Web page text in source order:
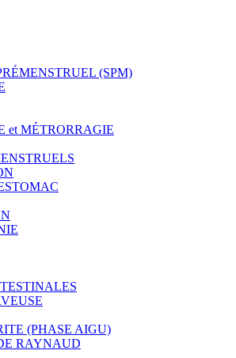
(SPM)
et MÉTRORRAGIE
(PHASE AIGU)
RAYNAUD